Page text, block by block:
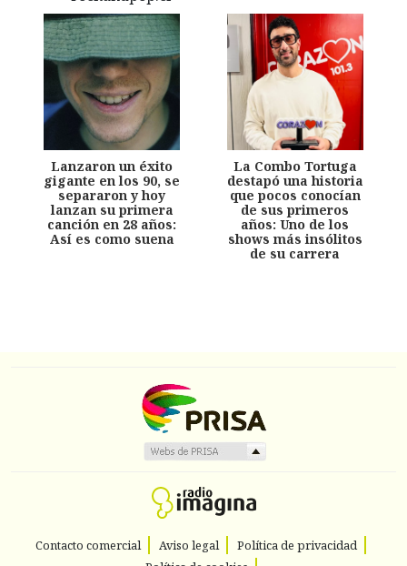
Lanzaron un éxito
gigante en los 90, se
separaron y hoy
lanzan su primera
canción en 28 años:
Así es como suena
La Combo Tortuga
destapó una historia
que pocos conocían
de sus primeros
años: Uno de los
shows más insólitos
de su carrera
Contacto comercial Aviso legal
Política de privacidad